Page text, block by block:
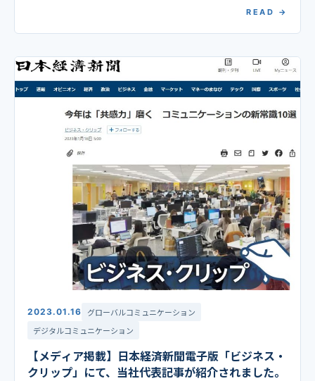
READ →
2023.01.16
グローバルコミュニケーション
デジタルコミュニケーション
【メディア掲載】日本経済新聞電子版「ビジネス・
クリップ」にて、当社代表記事が紹介されました。